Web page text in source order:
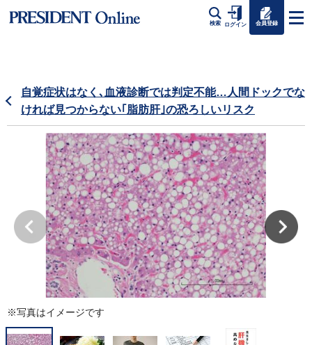
検索 ログイン 会員登録
自覚症状はなく､血液診断では判定不能…人間ドックでな
ければ見つからない｢脂肪肝｣の恐ろしいリスク
※写真はイメージです